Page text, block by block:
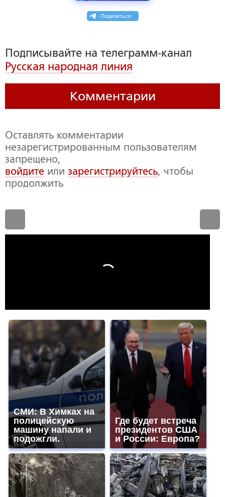
Поделиться
Подписывайте на телеграмм-канал
Русская народная линия
Комментарии
Оставлять комментарии
незарегистрированным пользователям
запрещено,
войдите или зарегистрируйтесь, чтобы
продолжить
СМИ: В Химках на
полицейскую
машину напали и
подожгли.
Где будет встреча
президентов США
и России: Европа?